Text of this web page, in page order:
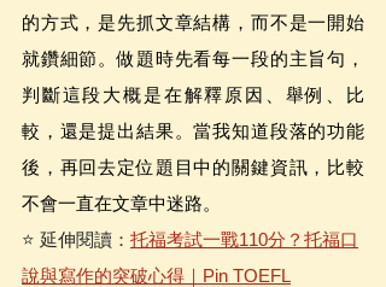
的方式，是先抓文章結構，而不是一開始
就鑽細節。做題時先看每一段的主旨句，
判斷這段大概是在解釋原因、舉例、比
較，還是提出結果。當我知道段落的功能
後，再回去定位題目中的關鍵資訊，比較
不會一直在文章中迷路。
⭐️ 延伸閱讀： 托福考試一戰110分？托福口
說與寫作的突破心得｜Pin TOEFL